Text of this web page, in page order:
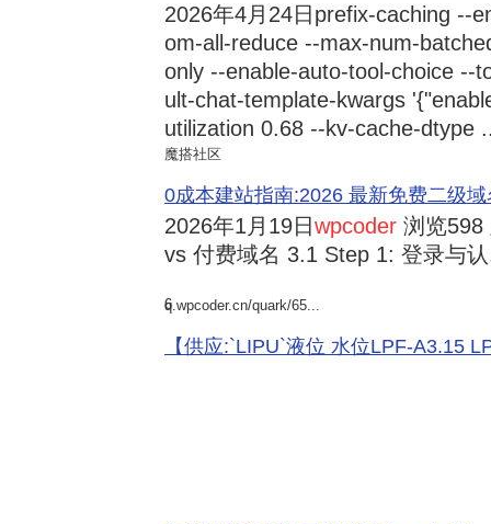
2026年4月24日prefix-caching --
om-all-reduce --max-num-
only --enable-auto-tool-choice --
ult-chat-template-kwargs
utilization 0.68 --kv-cache-dtype
魔搭社区
0成本建站指南:2026 最新免费二级
2026年1月19日wpcoder 浏览598
vs 付费域名 3.1 Step 1: 登录与
6
q.wpcoder.cn/quark/65...
【供应:`LIPU`液位 水位LPF-A3.15